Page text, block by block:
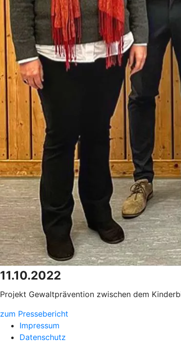
11.10.2022
Projekt Gewaltprävention zwischen dem
zum Pressebericht
Impressum
Datenschutz